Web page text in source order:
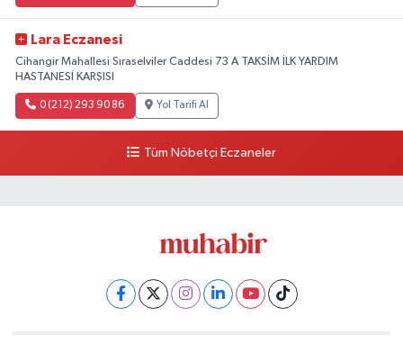
Lara Eczanesi
Cihangir Mahallesi Sıraselviler Caddesi 73 A TAKSİM İLK YARDIM
HASTANESİ KARŞISI
0 (212) 293 90 86 Yol Tarifi Al
Tüm Nöbetçi Eczaneler